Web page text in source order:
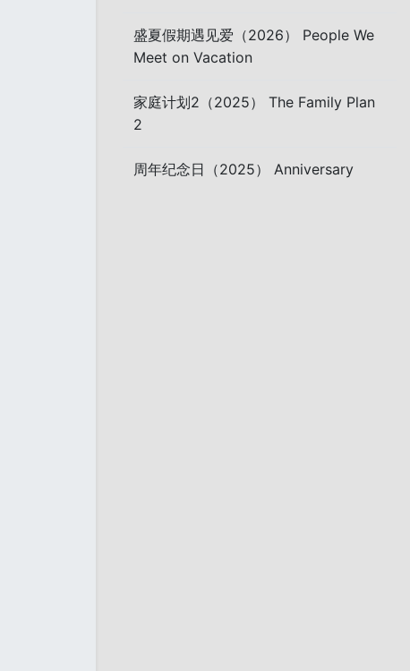
盛夏假期遇见爱（2026） People We
Meet on Vacation
家庭计划2（2025） The Family Plan
2
周年纪念日（2025） Anniversary